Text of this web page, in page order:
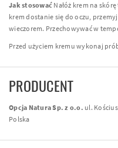
Jak stosować Nałóż krem na
krem dostanie się do oczu,
wieczorem. Przechowywać w
Przed użyciem kremu wykonaj
PRODUCENT
Opcja Natura Sp. z o.o. ul.
Polska